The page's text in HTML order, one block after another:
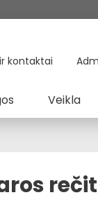
kontaktai
Veikla